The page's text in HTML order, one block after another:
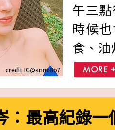
午三
時候
食、
：最高紀錄一